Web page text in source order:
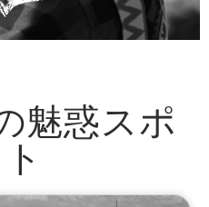
魅惑スポ